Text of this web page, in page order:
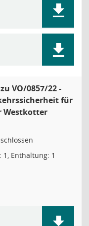
VO/0857/22 -
für
Westkotter
1, Enthaltung: 1